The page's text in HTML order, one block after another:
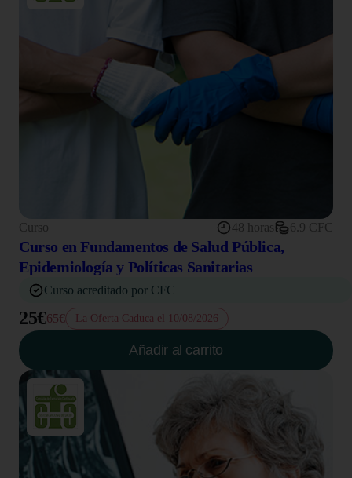
Curso 48 horas 6.9 CFC
Curso en Fundamentos de Salud Pública,
Epidemiología y Políticas Sanitarias
Curso acreditado por CFC
25€65€ La Oferta Caduca el 10/08/2026
Añadir al carrito